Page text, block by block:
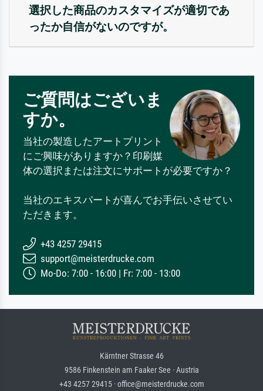
選択した商品のカスタマイズが適切であ
ったか自信がないのですが。
ご質問はございま
すか。
当社の製造したアートプリント
にご興味がありますか？印刷媒
体の選択または注文にサポートが必要ですか？
当社のエキスパートが喜んでお手伝いさせてい
ただきます。
+43 4257 29415
support@meisterdrucke.com
Mo-Do: 7:00 - 16:00 | Fr: 7:00 - 13:00
Kärntner Strasse 46
9586 Finkenstein am Faaker See · Austria
+43 4257 29415 · office@meisterdrucke.com